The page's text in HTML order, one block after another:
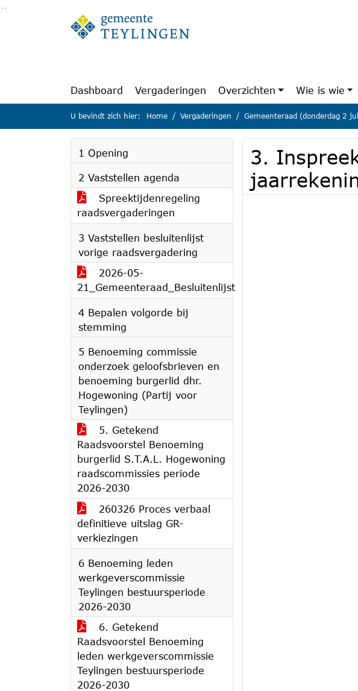
Ga naar de inhoud van deze pagina
Ga naar het zoeken
Ga naar het menu
Dashboard Vergaderingen Overzichten Wie is wie
U bevindt zich hier: Home Vergaderingen Gemeenteraad (donderdag 2
1 Opening
2 Vaststellen agenda
Spreektijdenregeling
raadsvergaderingen
3 Vaststellen besluitenlijst
vorige raadsvergadering
2026-05-
21_Gemeenteraad_Besluitenlijst
4 Bepalen volgorde bij
stemming
5 Benoeming commissie
onderzoek geloofsbrieven en
benoeming burgerlid dhr.
Hogewoning (Partij voor
Teylingen)
5. Getekend
Raadsvoorstel Benoeming
burgerlid S.T.A.L. Hogewoning
raadscommissies periode
2026-2030
260326 Proces verbaal
definitieve uitslag GR-
verkiezingen
6 Benoeming leden
werkgeverscommissie
Teylingen bestuursperiode
2026-2030
6. Getekend
Raadsvoorstel Benoeming
leden werkgeverscommissie
Teylingen bestuursperiode
2026-2030
3.